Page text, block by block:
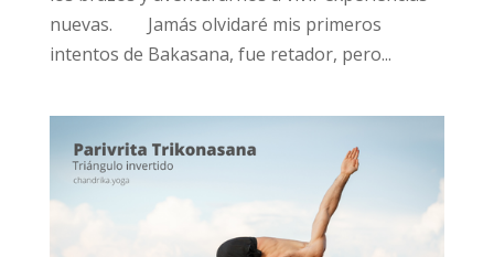
nuevas.⠀ ⠀ Jamás olvidaré mis primeros
intentos de Bakasana, fue retador, pero...